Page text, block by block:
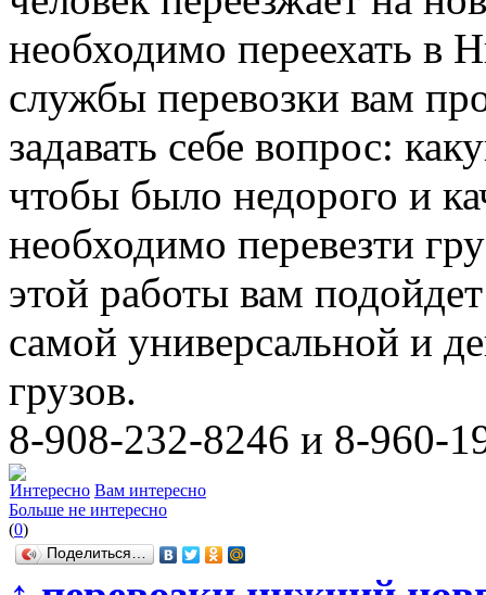
необходимо переехать в
службы перевозки вам
задавать себе вопрос:
чтобы было недорого и
необходимо перевезти
этой работы вам
самой универсальной и
грузов.
8-908-232-8246 и 8-960-
Интересно Вам интересно
Больше не интересно
(0)
Поделиться…